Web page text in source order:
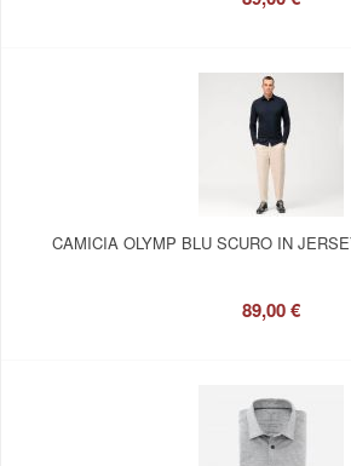
CAMICIA OLYMP BLU SCURO IN
89,00 €